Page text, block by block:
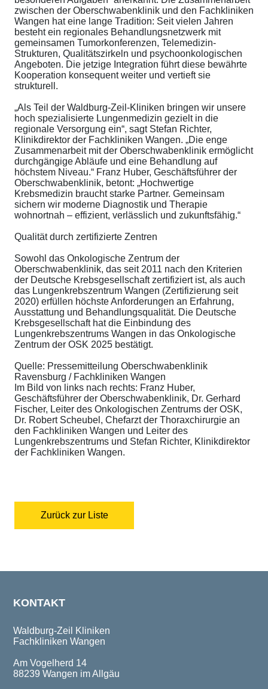
zwischen der Oberschwabenklinik und den Fachkliniken
Wangen hat eine lange Tradition: Seit vielen Jahren
besteht ein regionales Behandlungsnetzwerk mit
gemeinsamen Tumorkonferenzen, Telemedizin-
Strukturen, Qualitätszirkeln und psychoonkologischen
Angeboten. Die jetzige Integration führt diese bewährte
Kooperation konsequent weiter und vertieft sie
strukturell.
„Als Teil der Waldburg-Zeil-Kliniken bringen wir unsere
hoch spezialisierte Lungenmedizin gezielt in die
regionale Versorgung ein“, sagt Stefan Richter,
Klinikdirektor der Fachkliniken Wangen. „Die enge
Zusammenarbeit mit der Oberschwabenklinik ermöglicht
durchgängige Abläufe und eine Behandlung auf
höchstem Niveau.“ Franz Huber, Geschäftsführer der
Oberschwabenklinik, betont: „Hochwertige
Krebsmedizin braucht starke Partner. Gemeinsam
sichern wir moderne Diagnostik und Therapie
wohnortnah – effizient, verlässlich und zukunftsfähig.“
Qualität durch zertifizierte Zentren
Sowohl das Onkologische Zentrum der
Oberschwabenklinik, das seit 2011 nach den Kriterien
der Deutsche Krebsgesellschaft zertifiziert ist, als auch
das Lungenkrebszentrum Wangen (Zertifizierung seit
2020) erfüllen höchste Anforderungen an Erfahrung,
Ausstattung und Behandlungsqualität. Die Deutsche
Krebsgesellschaft hat die Einbindung des
Lungenkrebszentrums Wangen in das Onkologische
Zentrum der OSK 2025 bestätigt.
Quelle: Pressemitteilung Oberschwabenklinik
Ravensburg / Fachkliniken Wangen
Im Bild von links nach rechts: Franz Huber,
Geschäftsführer der Oberschwabenklinik, Dr. Gerhard
Fischer, Leiter des Onkologischen Zentrums der OSK,
Dr. Robert Scheubel, Chefarzt der Thoraxchirurgie an
den Fachkliniken Wangen und Leiter des
Lungenkrebszentrums und Stefan Richter, Klinikdirektor
der Fachkliniken Wangen.
Zurück zur Liste
KONTAKT
Waldburg-Zeil Kliniken
Fachkliniken Wangen
Am Vogelherd 14
88239 Wangen im Allgäu